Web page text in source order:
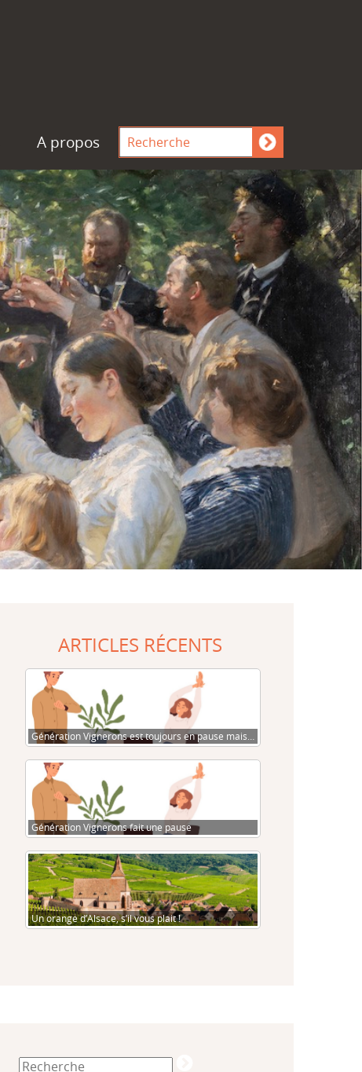
A propos
ARTICLES RÉCENTS
Génération Vignerons est toujours en pause mais…
Génération Vignerons fait une pause
Un orange d’Alsace, s’il vous plait !